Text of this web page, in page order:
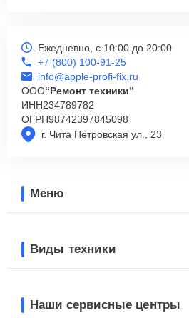
г. Чита Петровская ул., 23
Ежедневно, с 10:00 до 20:00
+7 (800) 100-91-25
info@apple-profi-fix.ru
ООО“Ремонт техники”
ИНН234789782
ОГРН98742397845098
Меню
Виды техники
Наши сервисные центры